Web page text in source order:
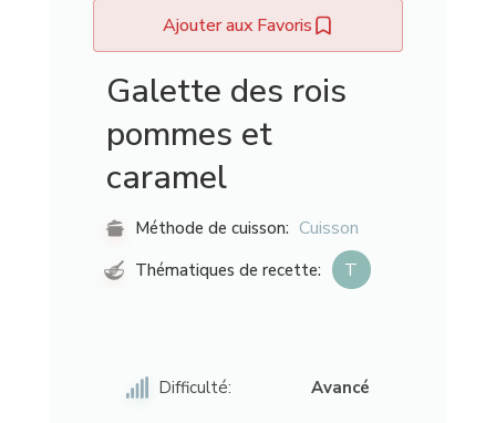
Ajouter aux Favoris
Galette des rois
pommes et
caramel
Méthode de cuisson: Cuisson
Thématiques de recette: T
Difficulté: Avancé